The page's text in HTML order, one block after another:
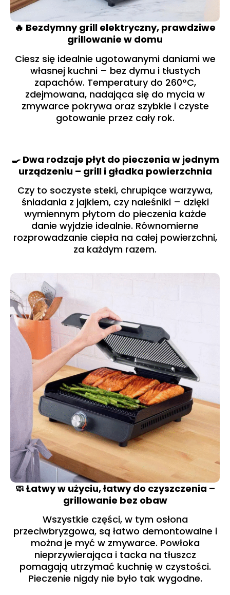
🔥 Bezdymny grill elektryczny, prawdziwe
grillowanie w domu
Ciesz się idealnie ugotowanymi daniami we
własnej kuchni – bez dymu i tłustych
zapachów. Temperatury do 260°C,
zdejmowana, nadająca się do mycia w
zmywarce pokrywa oraz szybkie i czyste
gotowanie przez cały rok.
🍳 Dwa rodzaje płyt do pieczenia w jednym
urządzeniu – grill i gładka powierzchnia
Czy to soczyste steki, chrupiące warzywa,
śniadania z jajkiem, czy naleśniki – dzięki
wymiennym płytom do pieczenia każde
danie wyjdzie idealnie. Równomierne
rozprowadzanie ciepła na całej powierzchni,
za każdym razem.
🧼 Łatwy w użyciu, łatwy do czyszczenia –
grillowanie bez obaw
Wszystkie części, w tym osłona
przeciwbryzgowa, są łatwo demontowalne i
można je myć w zmywarce. Powłoka
nieprzywierająca i tacka na tłuszcz
pomagają utrzymać kuchnię w czystości.
Pieczenie nigdy nie było tak wygodne.